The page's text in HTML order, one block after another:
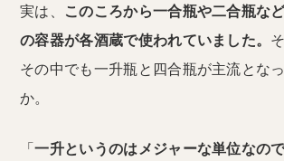
実は、
このころから一合瓶や二合瓶な
の容器が各酒蔵で使われていました。
その中でも一升瓶と四合瓶が主流とな
か。
「一升というのはメジャーな単位なの